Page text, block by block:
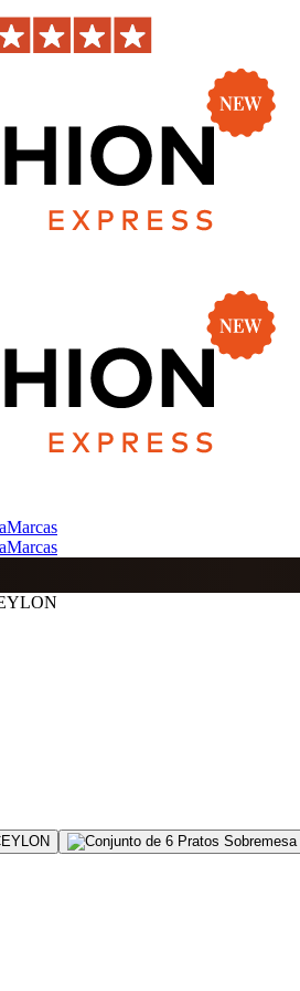
Marcas
Marcas